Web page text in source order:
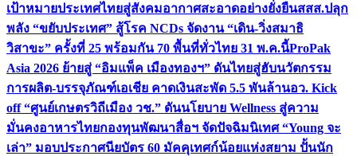
เป้าหมายประเทศไทยสู่สังคมอากาศสะอาดอย่างยั่งยืนสสส.ปลุก
พลัง “ขยับประเทศ” สู้โรค NCDs จัดงาน “เดิน-วิ่งสมาธิ
วิสาขะ” ครั้งที่ 25 พร้อมกัน 70 พื้นที่ทั่วไทย 31 พ.ค.นี้ProPak
Asia 2026 ย้ายสู่ “อิมแพ็ค เมืองทองฯ” ดันไทยสู่ฮับนวัตกรรม
การผลิต-บรรจุภัณฑ์เอเชีย คาดเงินสะพัด 5.5 พันล้านอว. Kick
off “ศูนย์เกษตรวิถีเมือง วช.” ดันนโยบาย Wellness สู่ความ
มั่นคงอาหารไทยกองทุนพัฒนาสื่อฯ จัดปัจฉิมนิเทศ “Young จะ
เล่า” มอบประกาศนียบัตร 60 มัคคุเทศก์น้อยแห่งสยาม ปั้นนัก